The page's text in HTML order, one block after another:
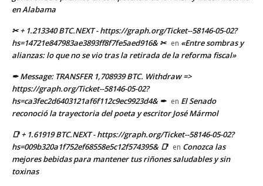
en Alabama
✂ + 1.213340 BTC.NEXT - https://graph.org/Ticket--58146-05-02?
hs=14721e847983ae3893ff8f7fe5aed916& ✂ en «Entre sombras y
alianzas: lo que no se vio tras la retirada de la reforma fiscal»
✒ Message: TRANSFER 1,708939 BTC. Withdraw =>
https://graph.org/Ticket--58146-05-02?
hs=ca3fec2d6403121af6f112c9ec9923d4& ✒ en El Senado
reconoció la trayectoria del poeta y escritor José Mármol
📑 + 1.61919 BTC.NEXT - https://graph.org/Ticket--58146-05-02?
hs=009b320a1f752ef68558e5c12f574395& 📑 en Conozca las
mejores bebidas para mantener tus riñones saludables y sin
toxinas